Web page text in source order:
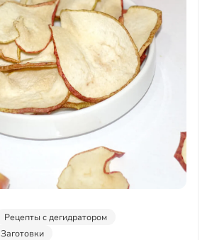
Рецепты с дегидратором
Заготовки